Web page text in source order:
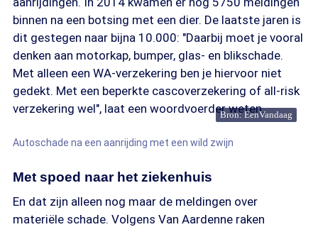
binnen na een botsing met een dier. De laatste jaren is
dit gestegen naar bijna 10.000: "Daarbij moet je vooral
denken aan motorkap, bumper, glas- en blikschade.
Met alleen een WA-verzekering ben je hiervoor niet
gedekt. Met een beperkte cascoverzekering of all-risk
verzekering wel", laat een woordvoerder weten.
Bron: EenVandaag
Autoschade na een aanrijding met een wild zwijn
Met spoed naar het ziekenhuis
En dat zijn alleen nog maar de meldingen over
materiële schade. Volgens Van Aardenne raken